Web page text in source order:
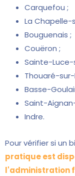
Carquefou ;
La Chapelle-
Bouguenais ;
Couëron ;
Sainte-Luce-
Thouaré-sur-
Basse-
Saint-
Indre.
Pour vérifier si un
pratique est
l'administration